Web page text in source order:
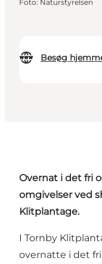
Besøg
Foto: Naturstyrelsen
Overnat i det fri
omgivelser ved
Klitplantage.
I Tornby
overnatte i det